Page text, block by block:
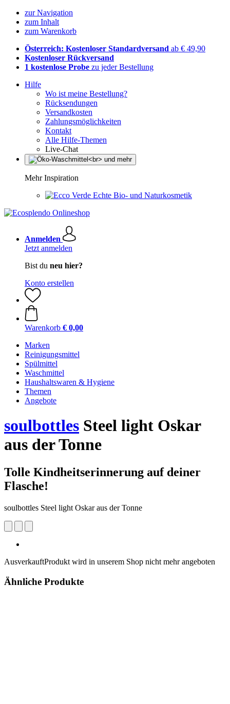
zur Navigation
zum Inhalt
zum Warenkorb
Österreich: Kostenloser Standardversand ab € 49,90
Kostenloser Rückversand
1 kostenlose Probe zu jeder Bestellung
Hilfe
Wo ist meine Bestellung?
Rücksendungen
Versandkosten
Zahlungsmöglichkeiten
Kontakt
Alle Hilfe-Themen
Live-Chat
Mehr Inspiration
Echte Bio- und Naturkosmetik
Anmelden
Jetzt anmelden
Bist du neu hier?
Konto erstellen
Warenkorb € 0,00
Marken
Reinigungsmittel
Spülmittel
Waschmittel
Haushaltswaren & Hygiene
Themen
Angebote
soulbottles Steel light Oskar
aus der Tonne
Tolle Kindheitserinnerung auf deiner
Flasche!
soulbottles Steel light Oskar aus der Tonne
AusverkauftProdukt wird in unserem Shop nicht mehr angeboten
Ähnliche Produkte